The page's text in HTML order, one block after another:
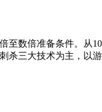
数倍准备条件。从10
杀三大技术为主，以